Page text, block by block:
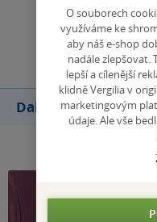
Další knihy autora
O souborech
využíváme ke
aby náš e-shop
nadále zlepšovat.
lepší a cílenější
klidně Vergilia v
marketingovým
údaje. Ale vše